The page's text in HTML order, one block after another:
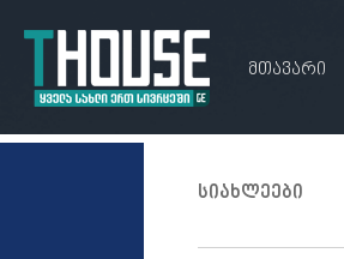
მთავარი
სიახლეები